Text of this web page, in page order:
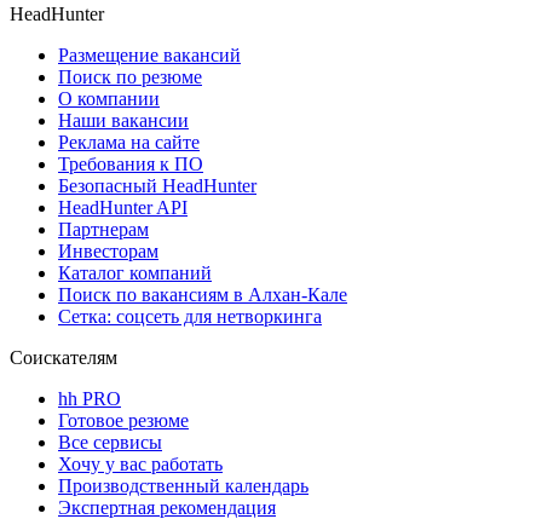
HeadHunter
Размещение вакансий
Поиск по резюме
О компании
Наши вакансии
Реклама на сайте
Требования к ПО
Безопасный HeadHunter
HeadHunter API
Партнерам
Инвесторам
Каталог компаний
Поиск по вакансиям в Алхан-Кале
Сетка: соцсеть для нетворкинга
Соискателям
hh PRO
Готовое резюме
Все сервисы
Хочу у вас работать
Производственный календарь
Экспертная рекомендация